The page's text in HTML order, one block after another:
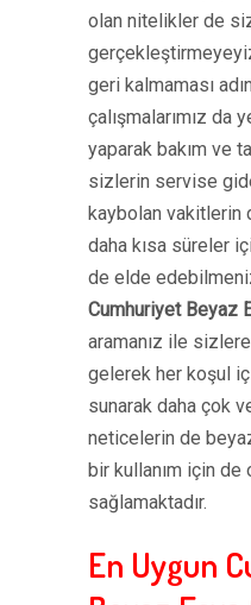
olan nitelikler de
geri kalmaması
çalışmalarımız da
yaparak bakım ve
sizlerin servise
kaybolan vakitlerin
daha kısa süreler
de elde
Cumhuriyet Beyaz
aramanız ile
gelerek her koşul
sunarak daha çok
neticelerin de
bir kullanım için
sağlamaktadır.
En Uygun